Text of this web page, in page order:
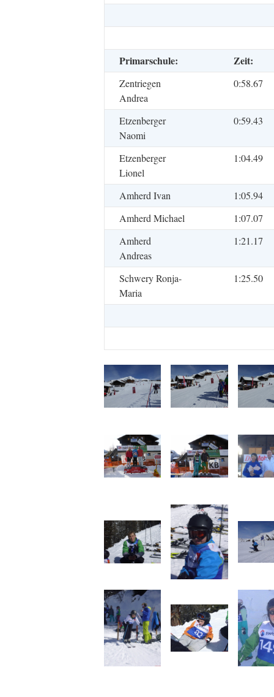
Primarschule: Zeit:
Zentriegen
Andrea
0:58.67
Etzenberger
Naomi
0:59.43
Etzenberger
Lionel
1:04.49
Amherd Ivan
1:05.94
Amherd Michael
1:07.07
Amherd
Andreas
1:21.17
Schwery Ronja-
Maria
1:25.50